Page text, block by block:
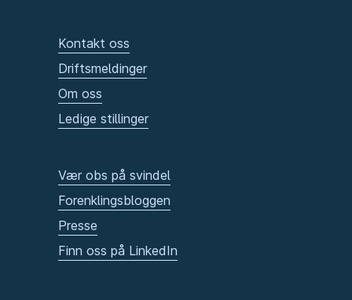
Kontakt oss
Driftsmeldinger
Om oss
Ledige stillinger
Vær obs på svindel
Forenklingsbloggen
Presse
Finn oss på LinkedIn